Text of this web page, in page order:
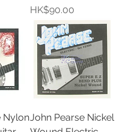
價格
HK$90.00
NylonJohn Pearse Nickel